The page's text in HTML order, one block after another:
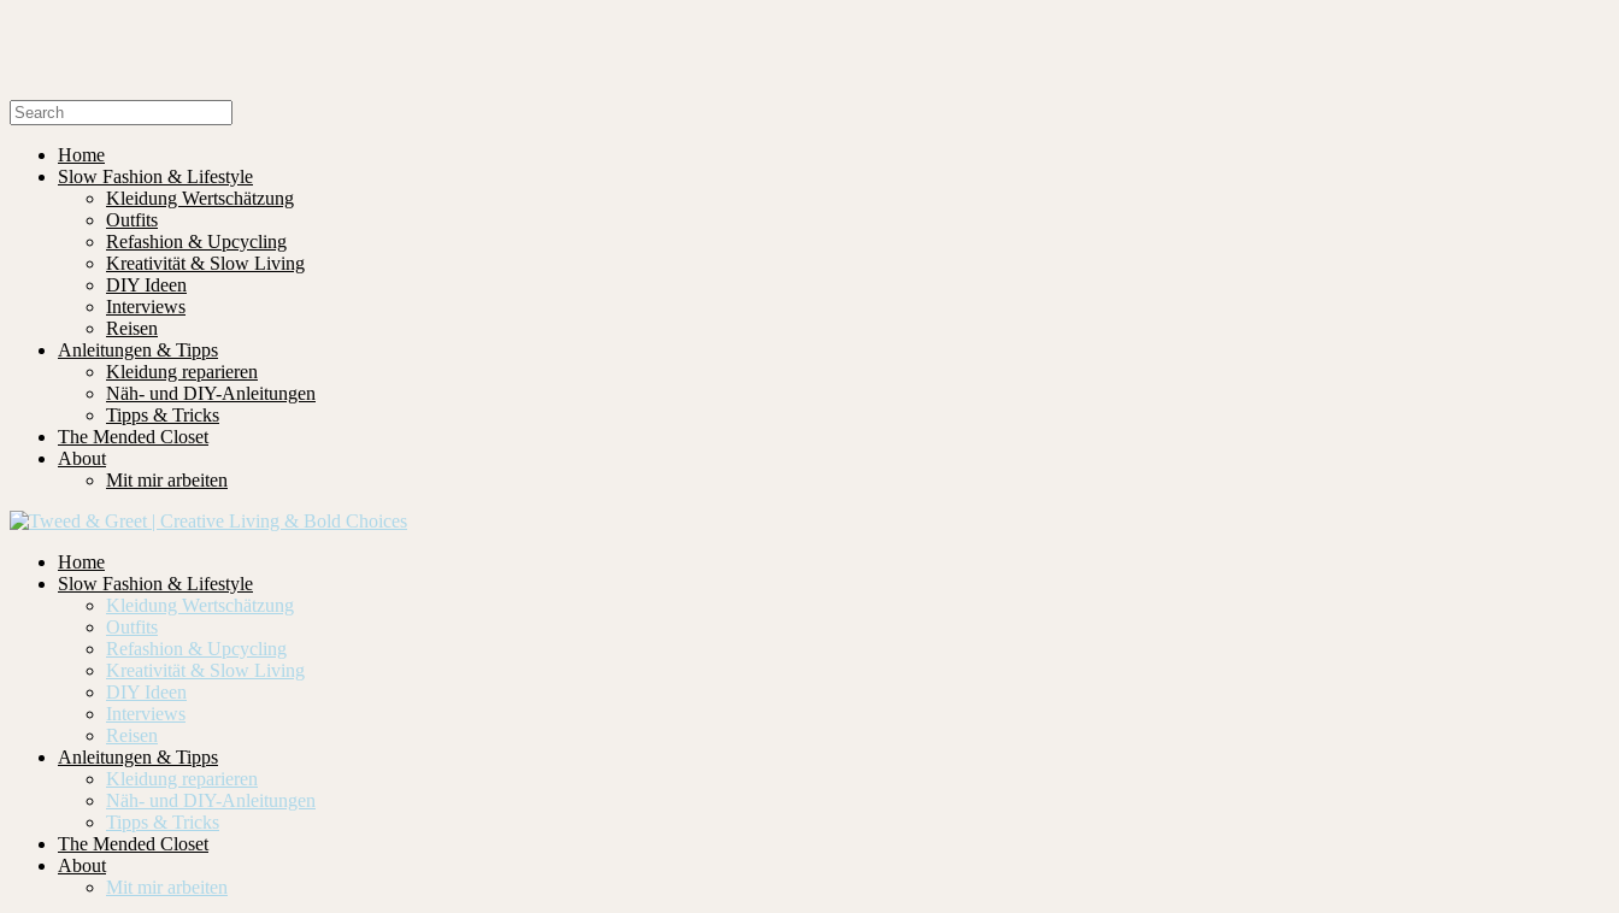
Home
Slow Fashion & Lifestyle
Kleidung Wertschätzung
Outfits
Refashion & Upcycling
Kreativität & Slow Living
DIY Ideen
Interviews
Reisen
Anleitungen & Tipps
Kleidung reparieren
Näh- und DIY-Anleitungen
Tipps & Tricks
The Mended Closet
About
Mit mir arbeiten
Home
Slow Fashion & Lifestyle
Kleidung Wertschätzung
Outfits
Refashion & Upcycling
Kreativität & Slow Living
DIY Ideen
Interviews
Reisen
Anleitungen & Tipps
Kleidung reparieren
Näh- und DIY-Anleitungen
Tipps & Tricks
The Mended Closet
About
Mit mir arbeiten